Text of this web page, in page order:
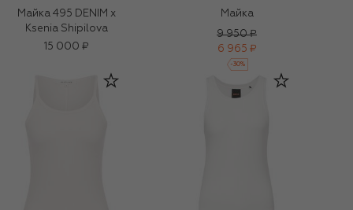
Майка 495 DENIM х
Ksenia Shipilova
15 000 ₽
Майка
9 950 ₽
6 965 ₽
-30%